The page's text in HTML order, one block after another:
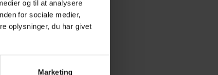
og til at analysere
for sociale medier,
oplysninger, du har givet
Marketing